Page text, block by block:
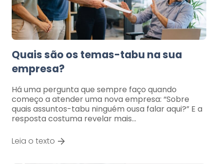
Quais são os temas-tabu na sua
empresa?
Há uma pergunta que sempre faço quando
começo a atender uma nova empresa: “Sobre
quais assuntos-tabu ninguém ousa falar aqui?” E a
resposta costuma revelar mais…
Leia o texto